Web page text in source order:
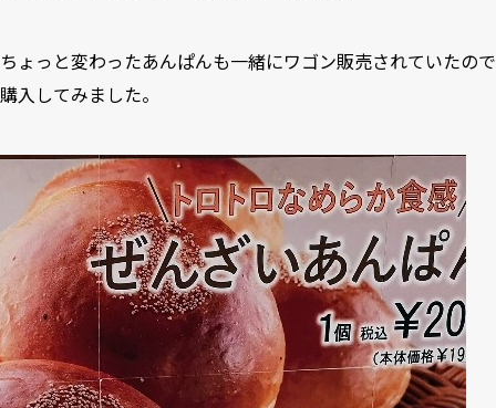
ちょっと変わったあんぱんも一緒にワゴン販売されていたので
購入してみました。